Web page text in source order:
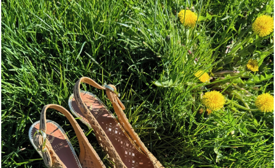
Choose between chunky silhouettes with intriguing we...